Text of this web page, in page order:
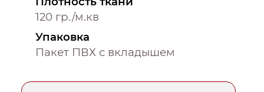
120 гр./м.кв
Упаковка
Пакет ПВХ с вкладышем